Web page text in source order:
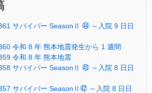
サバイバー SeasonⅡ ㊹ ～入院 9 日日
令和 8 年 熊本地震発生から 1 週間
令和 8 年 熊本地震
サバイバー SeasonⅡ ㊸ ～入院 8 日日
サバイバー SeasonⅡ㊷ ～入院 8 日日